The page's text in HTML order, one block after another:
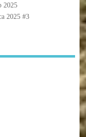
2025
2025 #3